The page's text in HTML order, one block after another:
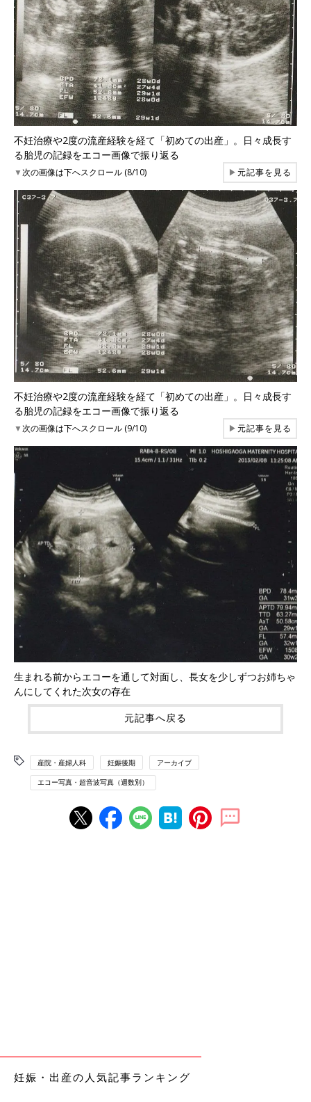
不妊治療や2度の流産経験を経て「初めての出産」。日々成長す
る胎児の記録をエコー画像で振り返る
▼次の画像は下へスクロール (8/10) ▶元記事を見る
不妊治療や2度の流産経験を経て「初めての出産」。日々成長す
る胎児の記録をエコー画像で振り返る
▼次の画像は下へスクロール (9/10) ▶元記事を見る
生まれる前からエコーを通して対面し、長女を少しずつお姉ちゃ
んにしてくれた次女の存在
元記事へ戻る
産院・産婦人科 妊娠後期 アーカイブ
エコー写真・超音波写真（週数別）
妊娠・出産の人気記事ランキング